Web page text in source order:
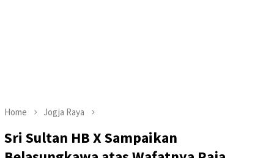
Home Jogja Raya
Sri Sultan HB X Sampaikan